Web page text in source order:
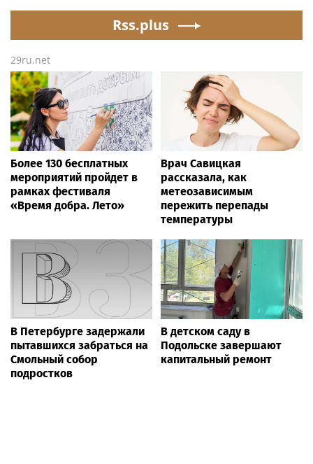
alleged shooting by sonRss.plus
29ru.net
Более 130 бесплатных
мероприятий пройдет в
рамках фестиваля
«Время добра. Лето»
Врач Савицкая
рассказала, как
метеозависимым
пережить перепады
температуры
В Петербурге задержали
пытавшихся забраться на
Смольный собор
подростков
В детском саду в
Подольске завершают
капитальный ремонт